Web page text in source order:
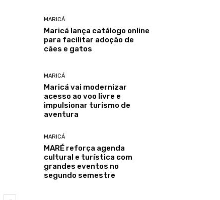
MARICÁ
Maricá lança catálogo online
para facilitar adoção de
cães e gatos
MARICÁ
Maricá vai modernizar
acesso ao voo livre e
impulsionar turismo de
aventura
MARICÁ
MARÉ reforça agenda
cultural e turística com
grandes eventos no
segundo semestre